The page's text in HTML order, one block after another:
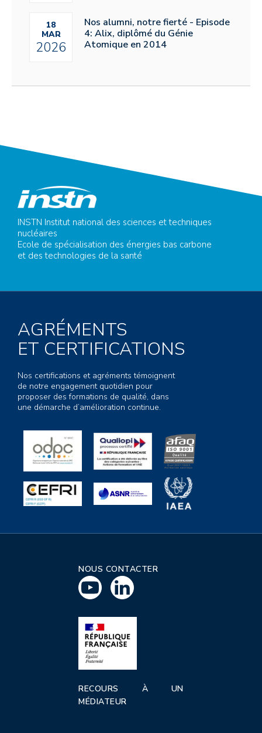
18
MAR
2026
Nos alumni, notre fierté - Episode
4: Alix, diplômé du Génie
Atomique en 2014
INSTN Institut national des sciences et techniques
nucléaires
Ecole de spécialisation des énergies bas carbone
et des technologies de la santé
AGRÉMENTS
ET CERTIFICATIONS
Nos certifications et agréments témoignent
de notre engagement quotidien pour
proposer des formations de qualité, dans
une démarche d’amélioration continue.
NOUS CONTACTER
RECOURS À UN
MÉDIATEUR